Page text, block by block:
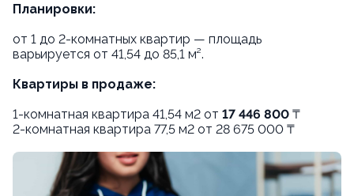
Планировки:
от 1 до 2-комнатных квартир — площадь
варьируется от 41,54 до 85,1 м².
Квартиры в продаже:
1-комнатная квартира 41,54 м2 от 17 446 800 ₸
2-комнатная квартира 77,5 м2 от 28 675 000 ₸